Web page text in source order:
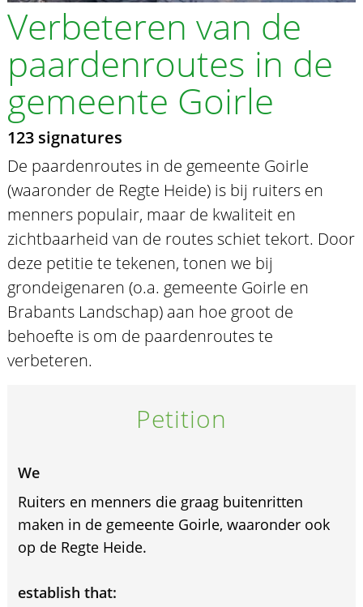
Verbeteren van de
paardenroutes in de
gemeente Goirle
123 signatures
De paardenroutes in de gemeente Goirle
(waaronder de Regte Heide) is bij ruiters en
menners populair, maar de kwaliteit en
zichtbaarheid van de routes schiet tekort. Door
deze petitie te tekenen, tonen we bij
grondeigenaren (o.a. gemeente Goirle en
Brabants Landschap) aan hoe groot de
behoefte is om de paardenroutes te
verbeteren.
Petition
We
Ruiters en menners die graag buitenritten
maken in de gemeente Goirle, waaronder ook
op de Regte Heide.
establish that: